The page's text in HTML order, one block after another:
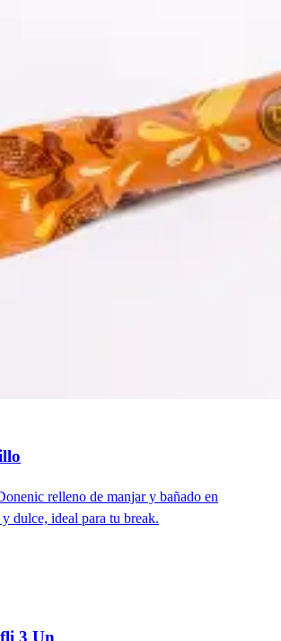
relleno de manjar y bañado en
dulce, ideal para tu break.
3 Un